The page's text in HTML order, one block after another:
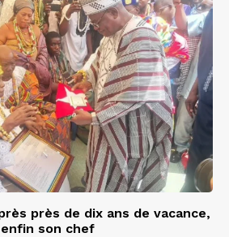
près de dix ans de vacance,
son chef